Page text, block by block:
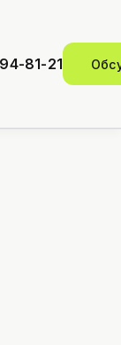
81-21